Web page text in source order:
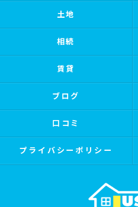
土地
相続
賃貸
ブログ
口コミ
プライバシーポリシー